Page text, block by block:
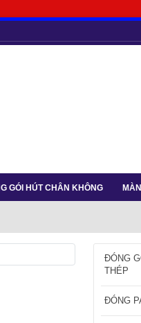
GÓI HÚT CHÂN KHÔNG
ĐÓNG
THÉP
ĐÓNG